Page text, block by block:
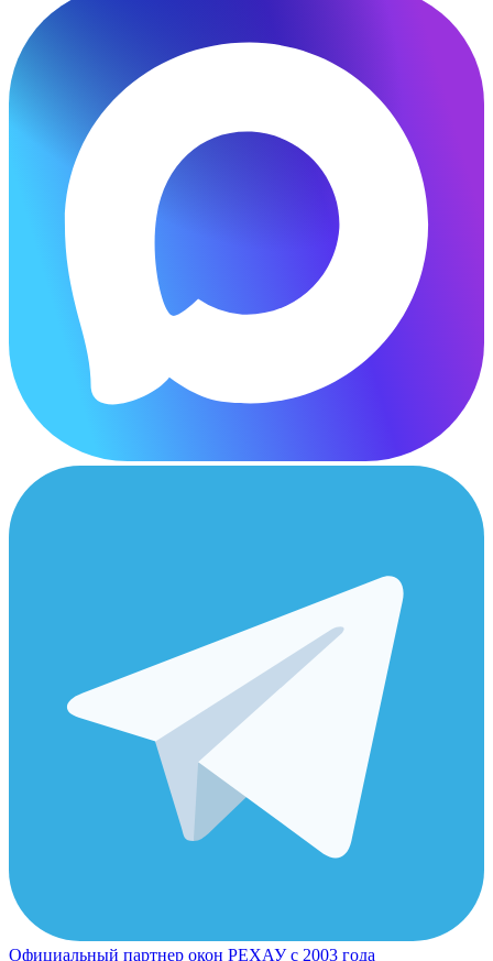
Официальный партнер окон РЕХАУ с 2003 года